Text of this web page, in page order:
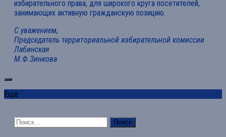
избирательного права, для широкого круга посетителей,
занимающих активную гражданскую позицию.
С уважением,
Председатель территориальной избирательной комиссии
Лабинская
М.Ф.Зинкова
Ещё
Найти: